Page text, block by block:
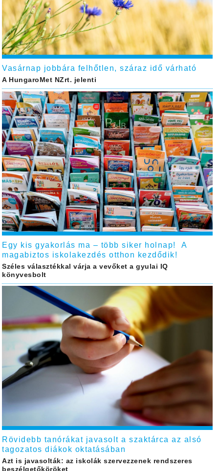
Vasárnap jobbára felhőtlen, száraz idő várható
A HungaroMet NZrt. jelenti
Egy kis gyakorlás ma – több siker holnap! A
magabiztos iskolakezdés otthon kezdődik!
Széles választékkal várja a vevőket a gyulai IQ
könyvesbolt
Rövidebb tanórákat javasolt a szaktárca az alsó
tagozatos diákok oktatásában
Azt is javasolták: az iskolák szervezzenek rendszeres
beszélgetőköröket